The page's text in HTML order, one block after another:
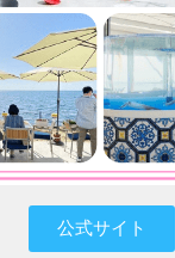
公式サイト